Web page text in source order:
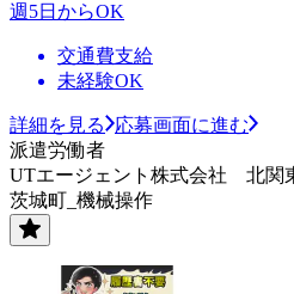
週5日からOK
交通費支給
未経験OK
詳細を見る
応募画面に進む
派遣労働者
UTエージェント株式会社 北関
茨城町_機械操作